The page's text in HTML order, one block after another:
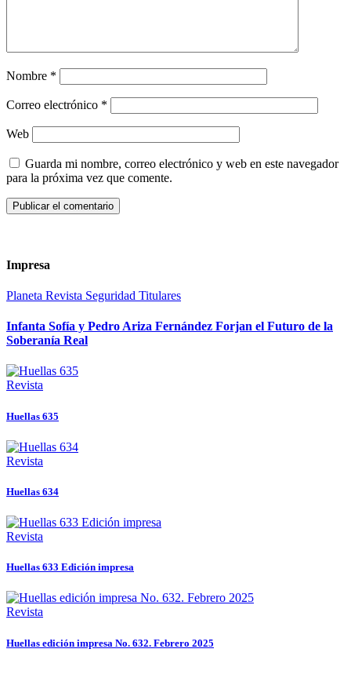
Nombre *
Correo electrónico *
Web
Guarda mi nombre, correo electrónico y web en este navegador
para la próxima vez que comente.
Impresa
Planeta Revista Seguridad Titulares
Infanta Sofía y Pedro Ariza Fernández Forjan el Futuro de la
Soberanía Real
Revista
Huellas 635
Revista
Huellas 634
Revista
Huellas 633 Edición impresa
Revista
Huellas edición impresa No. 632. Febrero 2025